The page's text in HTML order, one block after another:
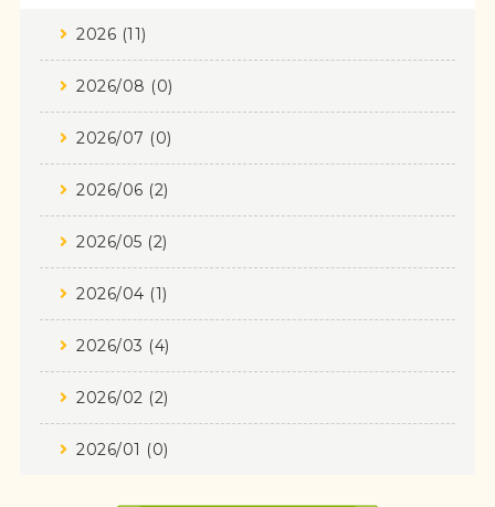
2026 (11)
2026/08 (0)
2026/07 (0)
2026/06 (2)
2026/05 (2)
2026/04 (1)
2026/03 (4)
2026/02 (2)
2026/01 (0)